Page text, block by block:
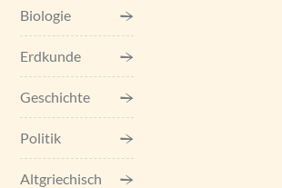
Biologie
Erdkunde
Geschichte
Politik
Altgriechisch